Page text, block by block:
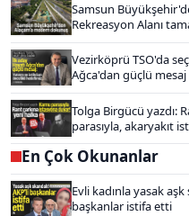
Samsun
Rekreasyon Alanı
Vezirköprü TSO'da
Ağca'dan güçlü mesaj
Tolga Birgücü yazdı:
parasıyla, akaryakıt
En Çok Okunanlar
Evli kadınla yasak aşk
başkanlar istifa etti